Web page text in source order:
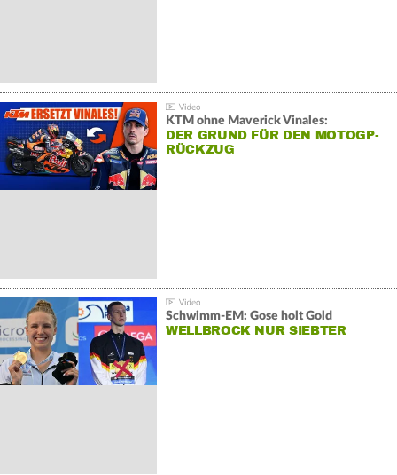
KTM ohne Maverick Vinales:
DER GRUND FÜR DEN MOTOGP-
RÜCKZUG
Schwimm-EM: Gose holt Gold
WELLBROCK NUR SIEBTER